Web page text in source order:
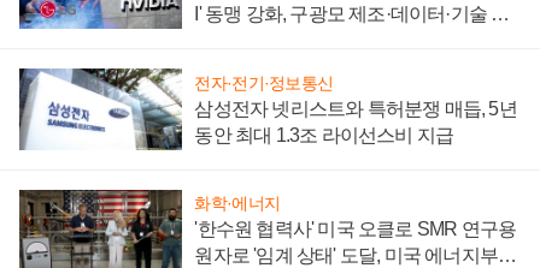
I' 동맹 강화, 구광모 제조·데이터·기술 결
전자·전기·정보통신
삼성전자 넷리스트와 특허분쟁 매듭, 5년
동안 최대 1.3조 라이선스비 지급
화학·에너지
'한수원 협력사' 미국 오클로 SMR 연구용
원자로 '임계 상태' 도달, 미국 에너지부